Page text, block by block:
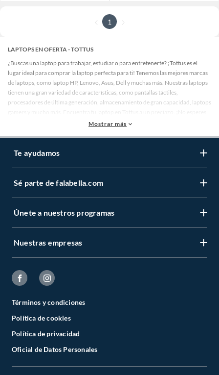
1
LAPTOPS EN OFERTA - TOTTUS
¿Buscas una laptop para trabajar, estudiar o para entretenerte? ¡Tottus es el
lugar ideal para comprar la laptop perfecta para ti! Tenemos las mejores marcas
de laptops, como laptop HP, Lenovo, Asus, Dell y muchas más. Nuestras laptops
tienen una gran variedad de características, como pantallas táctiles,
procesadores de última generación, almacenamiento de gran capacidad, laptops
Mostrar más
Te ayudamos
Sé parte de falabella.com
Únete a nuestros programas
Nuestras empresas
Términos y condiciones
Política de cookies
Política de privacidad
Oficial de Datos Personales